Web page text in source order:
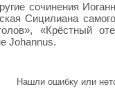
сочинения
Сицилиана
«Крёстный
Johannus.
Нашли ошибку или